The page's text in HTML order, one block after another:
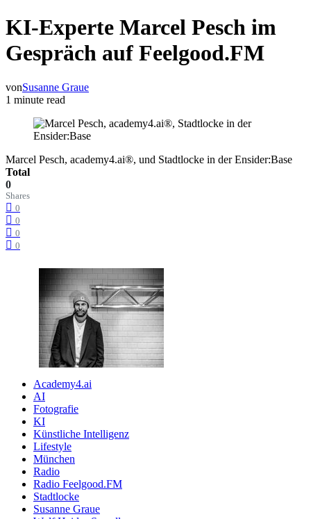
KI-Experte Marcel Pesch im
Gespräch auf Feelgood.FM
vonSusanne Graue
1 minute read
Marcel Pesch, academy4.ai®, und Stadtlocke in der Ensider:Base
Total
0
Shares
0
0
0
0
Academy4.ai
AI
Fotografie
KI
Künstliche Intelligenz
Lifestyle
München
Radio
Radio Feelgood.FM
Stadtlocke
Susanne Graue